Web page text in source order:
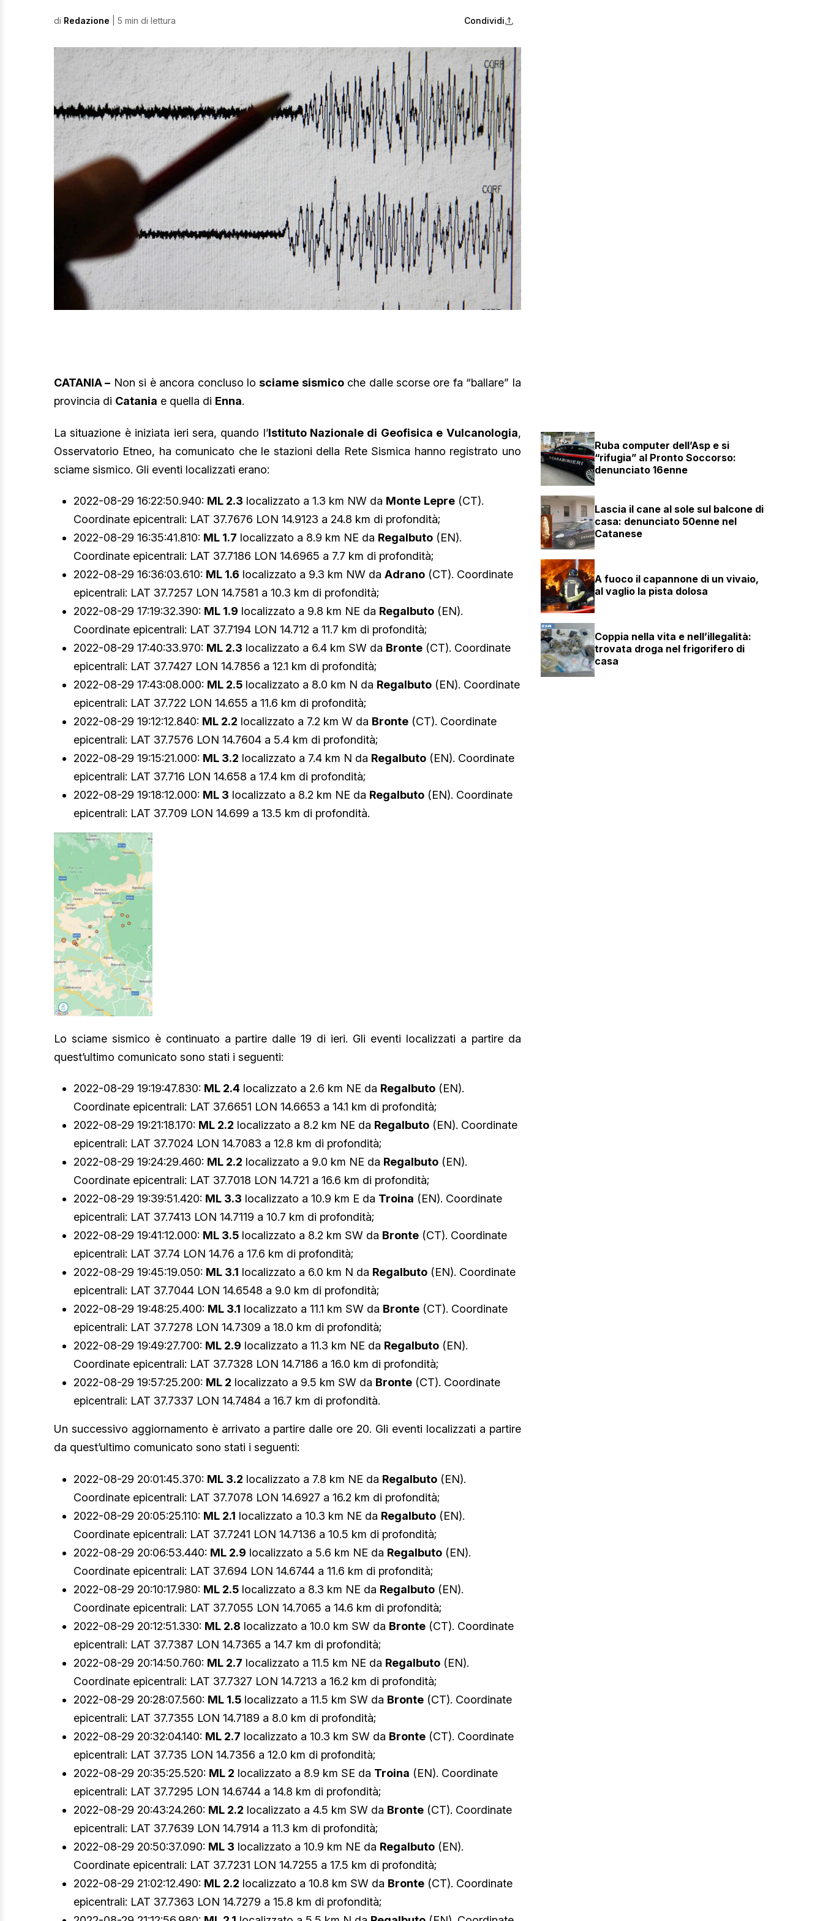
di Redazione | 5 min di lettura Condividi
CATANIA – Non si è ancora concluso losciame sismicoche dalle scorse ore fa “ballare” la
provincia di Catania e quella di Enna.
La situazione è iniziata ieri sera, quando l’Istituto Nazionale di Geofisica e Vulcanologia,
Osservatorio Etneo, ha comunicato che le stazioni della Rete Sismica hanno registrato uno
sciame sismico. Gli eventi localizzati erano:
2022-08-29 16:22:50.940: ML 2.3 localizzato a 1.3 km NW da Monte Lepre (CT).
Coordinate epicentrali: LAT 37.7676 LON 14.9123 a 24.8 km di profondità;
2022-08-29 16:35:41.810: ML 1.7 localizzato a 8.9 km NE da Regalbuto (EN).
Coordinate epicentrali: LAT 37.7186 LON 14.6965 a 7.7 km di profondità;
2022-08-29 16:36:03.610: ML 1.6 localizzato a 9.3 km NW da Adrano (CT). Coordinate
epicentrali: LAT 37.7257 LON 14.7581 a 10.3 km di profondità;
2022-08-29 17:19:32.390: ML 1.9 localizzato a 9.8 km NE da Regalbuto (EN).
Coordinate epicentrali: LAT 37.7194 LON 14.712 a 11.7 km di profondità;
2022-08-29 17:40:33.970: ML 2.3 localizzato a 6.4 km SW da Bronte (CT). Coordinate
epicentrali: LAT 37.7427 LON 14.7856 a 12.1 km di profondità;
2022-08-29 17:43:08.000: ML 2.5 localizzato a 8.0 km N da Regalbuto (EN). Coordinate
epicentrali: LAT 37.722 LON 14.655 a 11.6 km di profondità;
2022-08-29 19:12:12.840: ML 2.2 localizzato a 7.2 km W da Bronte (CT). Coordinate
epicentrali: LAT 37.7576 LON 14.7604 a 5.4 km di profondità;
2022-08-29 19:15:21.000: ML 3.2 localizzato a 7.4 km N da Regalbuto (EN). Coordinate
epicentrali: LAT 37.716 LON 14.658 a 17.4 km di profondità;
2022-08-29 19:18:12.000: ML 3 localizzato a 8.2 km NE da Regalbuto (EN). Coordinate
epicentrali: LAT 37.709 LON 14.699 a 13.5 km di profondità.
Lo sciame sismico è continuato a partire dalle 19 di ieri. Gli eventi localizzati a partire da
quest’ultimo comunicato sono stati i seguenti:
2022-08-29 19:19:47.830: ML 2.4 localizzato a 2.6 km NE da Regalbuto (EN).
Coordinate epicentrali: LAT 37.6651 LON 14.6653 a 14.1 km di profondità;
2022-08-29 19:21:18.170: ML 2.2 localizzato a 8.2 km NE da Regalbuto (EN). Coordinate
epicentrali: LAT 37.7024 LON 14.7083 a 12.8 km di profondità;
2022-08-29 19:24:29.460: ML 2.2 localizzato a 9.0 km NE da Regalbuto (EN).
Coordinate epicentrali: LAT 37.7018 LON 14.721 a 16.6 km di profondità;
2022-08-29 19:39:51.420: ML 3.3 localizzato a 10.9 km E da Troina (EN). Coordinate
epicentrali: LAT 37.7413 LON 14.7119 a 10.7 km di profondità;
2022-08-29 19:41:12.000: ML 3.5 localizzato a 8.2 km SW da Bronte (CT). Coordinate
epicentrali: LAT 37.74 LON 14.76 a 17.6 km di profondità;
2022-08-29 19:45:19.050: ML 3.1 localizzato a 6.0 km N da Regalbuto (EN). Coordinate
epicentrali: LAT 37.7044 LON 14.6548 a 9.0 km di profondità;
2022-08-29 19:48:25.400: ML 3.1 localizzato a 11.1 km SW da Bronte (CT). Coordinate
epicentrali: LAT 37.7278 LON 14.7309 a 18.0 km di profondità;
2022-08-29 19:49:27.700: ML 2.9 localizzato a 11.3 km NE da Regalbuto (EN).
Coordinate epicentrali: LAT 37.7328 LON 14.7186 a 16.0 km di profondità;
2022-08-29 19:57:25.200: ML 2 localizzato a 9.5 km SW da Bronte (CT). Coordinate
epicentrali: LAT 37.7337 LON 14.7484 a 16.7 km di profondità.
Un successivo aggiornamento è arrivato a partire dalle ore 20. Gli eventi localizzati a partire
da quest’ultimo comunicato sono stati i seguenti:
2022-08-29 20:01:45.370: ML 3.2 localizzato a 7.8 km NE da Regalbuto (EN).
Coordinate epicentrali: LAT 37.7078 LON 14.6927 a 16.2 km di profondità;
2022-08-29 20:05:25.110: ML 2.1 localizzato a 10.3 km NE da Regalbuto (EN).
Coordinate epicentrali: LAT 37.7241 LON 14.7136 a 10.5 km di profondità;
2022-08-29 20:06:53.440: ML 2.9 localizzato a 5.6 km NE da Regalbuto (EN).
Coordinate epicentrali: LAT 37.694 LON 14.6744 a 11.6 km di profondità;
2022-08-29 20:10:17.980: ML 2.5 localizzato a 8.3 km NE da Regalbuto (EN).
Coordinate epicentrali: LAT 37.7055 LON 14.7065 a 14.6 km di profondità;
2022-08-29 20:12:51.330: ML 2.8 localizzato a 10.0 km SW da Bronte (CT). Coordinate
epicentrali: LAT 37.7387 LON 14.7365 a 14.7 km di profondità;
2022-08-29 20:14:50.760: ML 2.7 localizzato a 11.5 km NE da Regalbuto (EN).
Coordinate epicentrali: LAT 37.7327 LON 14.7213 a 16.2 km di profondità;
2022-08-29 20:28:07.560: ML 1.5 localizzato a 11.5 km SW da Bronte (CT). Coordinate
epicentrali: LAT 37.7355 LON 14.7189 a 8.0 km di profondità;
2022-08-29 20:32:04.140: ML 2.7 localizzato a 10.3 km SW da Bronte (CT). Coordinate
epicentrali: LAT 37.735 LON 14.7356 a 12.0 km di profondità;
2022-08-29 20:35:25.520: ML 2 localizzato a 8.9 km SE da Troina (EN). Coordinate
epicentrali: LAT 37.7295 LON 14.6744 a 14.8 km di profondità;
2022-08-29 20:43:24.260: ML 2.2 localizzato a 4.5 km SW da Bronte (CT). Coordinate
epicentrali: LAT 37.7639 LON 14.7914 a 11.3 km di profondità;
2022-08-29 20:50:37.090: ML 3 localizzato a 10.9 km NE da Regalbuto (EN).
Coordinate epicentrali: LAT 37.7231 LON 14.7255 a 17.5 km di profondità;
2022-08-29 21:02:12.490: ML 2.2 localizzato a 10.8 km SW da Bronte (CT). Coordinate
epicentrali: LAT 37.7363 LON 14.7279 a 15.8 km di profondità;
Ruba computer dell’Asp e si
“rifugia” al Pronto Soccorso:
denunciato 16enne
Lascia il cane al sole sul balcone di
casa: denunciato 50enne nel
Catanese
A fuoco il capannone di un vivaio,
al vaglio la pista dolosa
Coppia nella vita e nell’illegalità:
trovata droga nel frigorifero di
casa